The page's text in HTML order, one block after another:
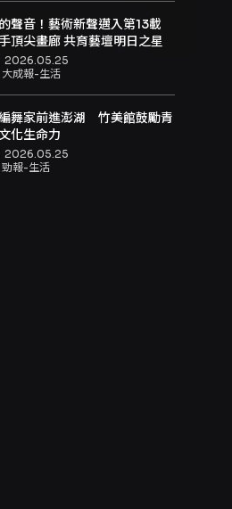
聲音！藝術新聲邁入第13載
頂尖畫廊 共育藝壇明日之星
2026.05.25
大成報-生活
舞家前進澎湖 竹美館鼓勵青
化生命力
2026.05.25
勁報-生活